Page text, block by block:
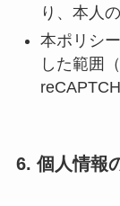
り、本人
本ポリシ
した範囲
6. 個人情報